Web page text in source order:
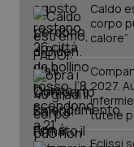
Caldo
corpo
calore”
2027.
tutele
Eclissi
tracking-
tracking-
tracking-
session-id